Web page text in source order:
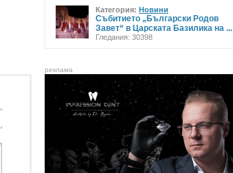
Категория: Новини
Събитието „Български Родов
Завет“ в Царската Базилика на ...
Гледания: 30398
реклама